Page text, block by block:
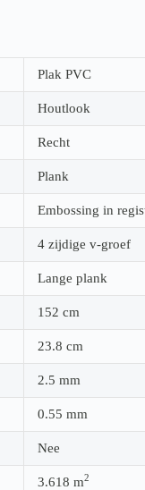
Plak PVC
Houtlook
Recht
Plank
Embossing in
4 zijdige v-groef
Lange plank
152 cm
23.8 cm
2.5 mm
0.55 mm
Nee
3.618 m2